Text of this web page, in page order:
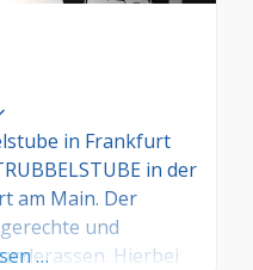
in Frankfurt
in der
am Main. Der
und
Hierbei
…